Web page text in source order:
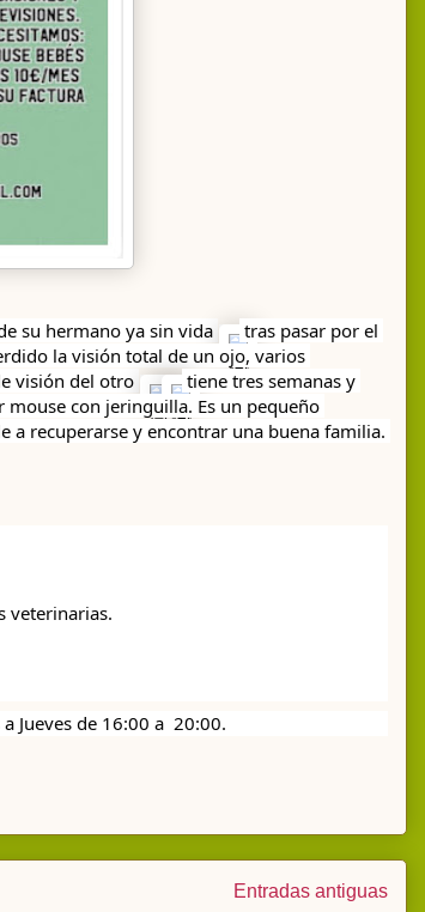
su hermano ya sin vida
tras pasar por el
la visión total de un ojo, varios
visión del otro
tiene tres semanas y
con jeringuilla. Es un pequeño
veterinarias.
Jueves de 16:00 a  20:00.
Entradas antiguas